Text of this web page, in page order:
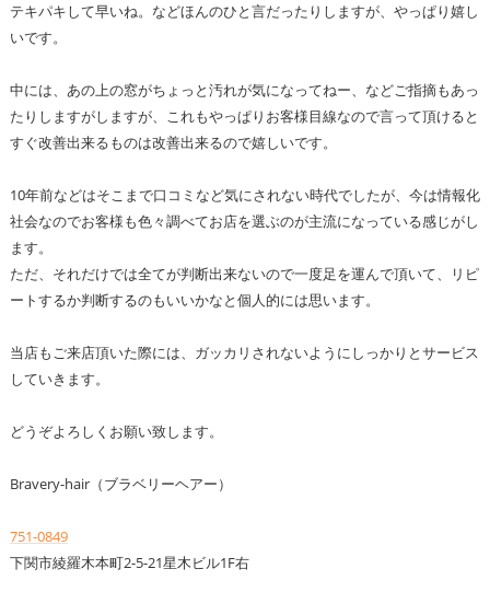
テキパキして早いね。などほんのひと言だったりしますが、やっぱり嬉し
いです。
中には、あの上の窓がちょっと汚れが気になってねー、などご指摘もあっ
たりしますがしますが、これもやっぱりお客様目線なので言って頂けると
すぐ改善出来るものは改善出来るので嬉しいです。
10年前などはそこまで口コミなど気にされない時代でしたが、今は情報化
社会なのでお客様も色々調べてお店を選ぶのが主流になっている感じがし
ます。
ただ、それだけでは全てが判断出来ないので一度足を運んで頂いて、リピ
ートするか判断するのもいいかなと個人的には思います。
当店もご来店頂いた際には、ガッカリされないようにしっかりとサービス
していきます。
どうぞよろしくお願い致します。
Bravery-hair（ブラベリーヘアー）
751-0849
下関市綾羅木本町2-5-21星木ビル1F右